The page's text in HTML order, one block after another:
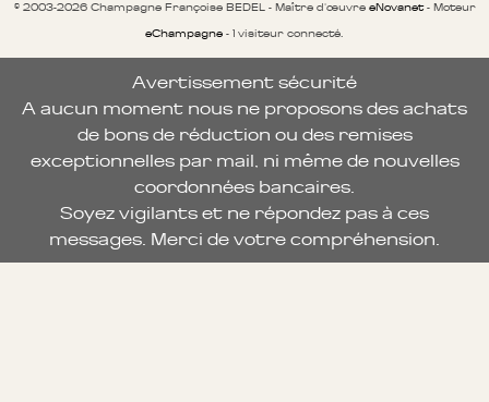
© 2003-2026 Champagne Françoise BEDEL - Maître d'œuvre eNovanet- Moteur
eChampagne - 1 visiteur connecté.
Avertissement sécurité
A aucun moment nous ne proposons des achats
de bons de réduction ou des remises
exceptionnelles par mail, ni même de nouvelles
coordonnées bancaires.
Soyez vigilants et ne répondez pas à ces
messages. Merci de votre compréhension.